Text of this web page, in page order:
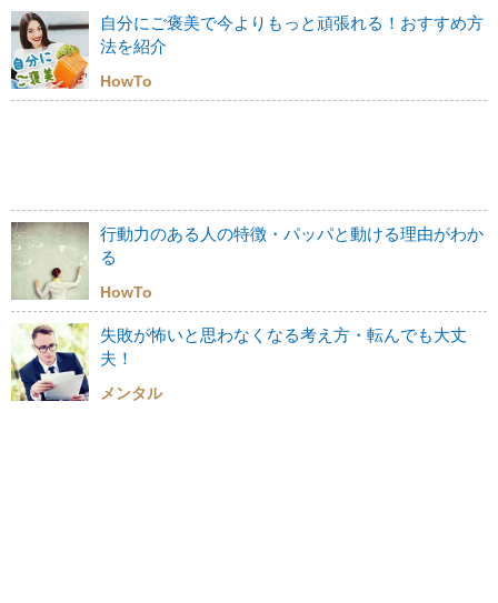
自分にご褒美で今よりもっと頑張れる！おすすめ方
法を紹介
HowTo
行動力のある人の特徴・パッパと動ける理由がわか
る
HowTo
失敗が怖いと思わなくなる考え方・転んでも大丈
夫！
メンタル